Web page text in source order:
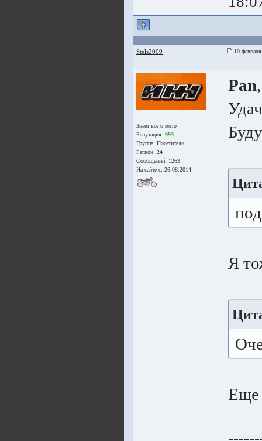
Stels2009 10
Знает все о мото
Репутация: 993
Группа: Посетители
Регион: 24
Сообщений: 1263
На сайте с: 26.08.2014
Pan,
Я
Еще